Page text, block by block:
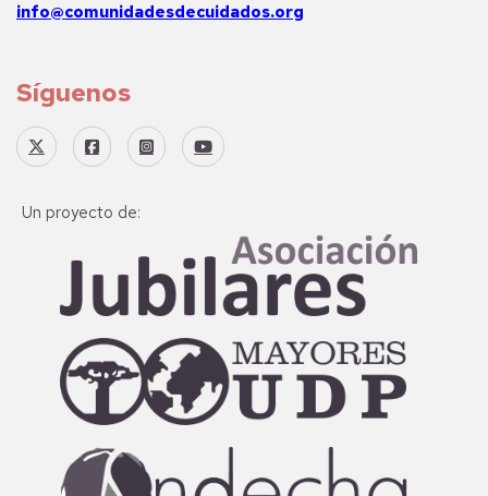
info@comunidadesdecuidados.org
Síguenos
Un proyecto de: